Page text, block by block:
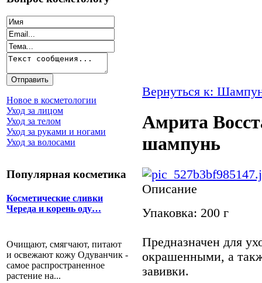
Новое в косметологии
Уход за лицом
Уход за телом
Уход за руками и ногами
Уход за волосами
Популярная косметика
Косметические сливки
Череда и корень оду…
Очищают, смягчают, питают
и освежают кожу Одуванчик -
самое распространенное
растение на...
Вернуться к:
Амрита
шампунь
Описание
Упаковка: 200 г
Предназначен для
окрашенными, а
завивки.